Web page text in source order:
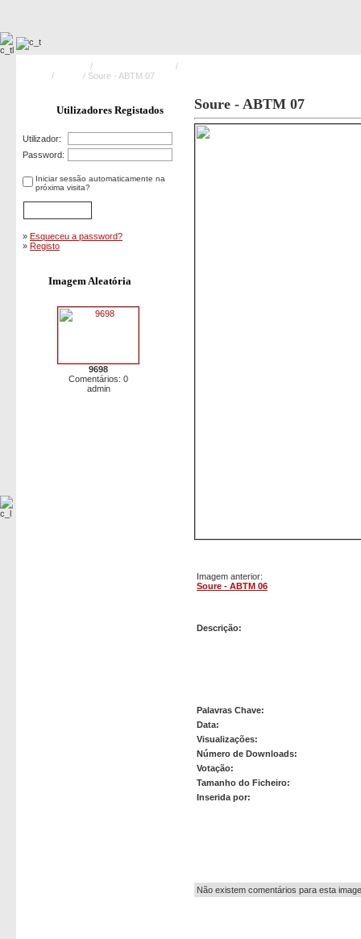
/ /
/ / Soure - ABTM 07
Utilizadores Registados
Utilizador:
Password:
Iniciar sessão automaticamente na
próxima visita?
» Esqueceu a password?
» Registo
Imagem Aleatória
9698
Comentários: 0
admin
Soure - ABTM 07
Imagem anterior:
Soure - ABTM 06
Descrição:
Palavras Chave:
Data:
Visualizações:
Número de Downloads:
Votação:
Tamanho do Ficheiro:
Inserida por:
Não existem comentários para esta